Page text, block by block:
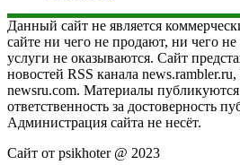
Данный сайт не является
сайте ни чего не продают, ни чего
услуги не оказываются. Сайт
новостей RSS канала
newsru.com. Материалы
ответственность за достоверность
Администрация сайта не несёт.
Сайт от psikhoter @ 2023